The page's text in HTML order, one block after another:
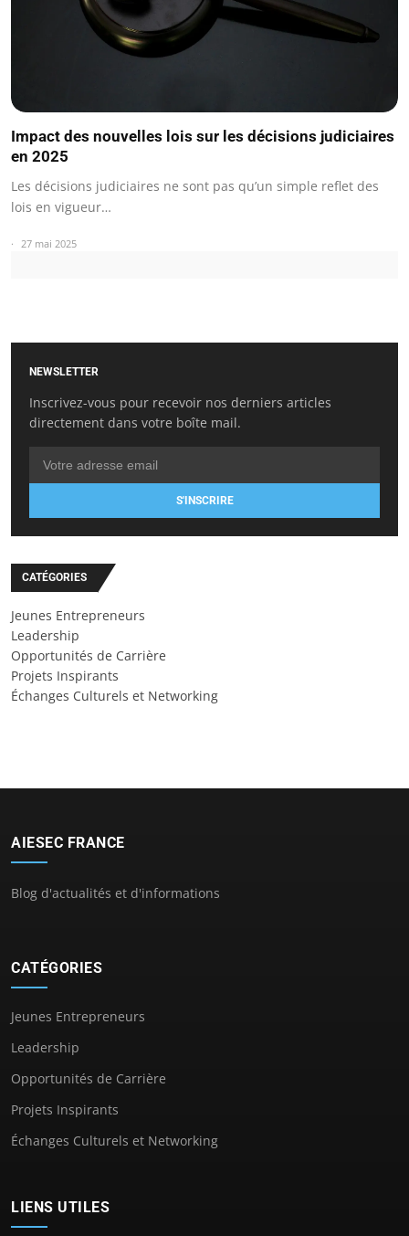
Impact des nouvelles lois sur les décisions judiciaires
en 2025
Les décisions judiciaires ne sont pas qu’un simple reflet des
lois en vigueur…
27 mai 2025
NEWSLETTER
Inscrivez-vous pour recevoir nos derniers articles
directement dans votre boîte mail.
S'INSCRIRE
CATÉGORIES
Jeunes Entrepreneurs
Leadership
Opportunités de Carrière
Projets Inspirants
Échanges Culturels et Networking
AIESEC FRANCE
Blog d'actualités et d'informations
CATÉGORIES
Jeunes Entrepreneurs
Leadership
Opportunités de Carrière
Projets Inspirants
Échanges Culturels et Networking
LIENS UTILES